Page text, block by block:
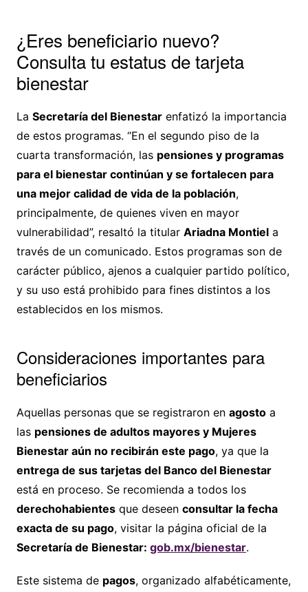
¿Eres beneficiario nuevo?
Consulta tu estatus de tarjeta
bienestar
La Secretaría del Bienestarenfatizó la importancia
de estos programas. “En el segundo piso de la
cuarta transformación, las pensiones y programas
para el bienestar continúan y se fortalecen para
una mejor calidad de vida de la población,
principalmente, de quienes viven en mayor
vulnerabilidad”, resaltó la titular Ariadna Montiela
través de un comunicado. Estos programas son de
carácter público, ajenos a cualquier partido político,
y su uso está prohibido para fines distintos a los
establecidos en los mismos.
Consideraciones importantes para
beneficiarios
Aquellas personas que se registraron en agostoa
las pensiones de adultos mayores y Mujeres
Bienestar aún no recibirán este pago, ya que la
entrega de sus tarjetas del Banco del Bienestar
está en proceso. Se recomienda a todos los
derechohabientesque deseen consultar la fecha
exacta de su pago, visitar la página oficial de la
Secretaría de Bienestar: gob.mx/bienestar.
Este sistema de pagos, organizado alfabéticamente,